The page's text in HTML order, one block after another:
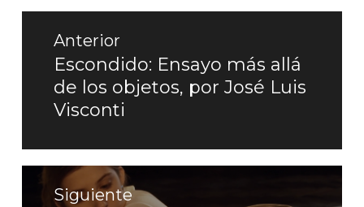
Navegación
entradas
Anterior
Entrada
anterior:
Escondido: Ensayo más allá
de los objetos, por José Luis
Visconti
Siguiente